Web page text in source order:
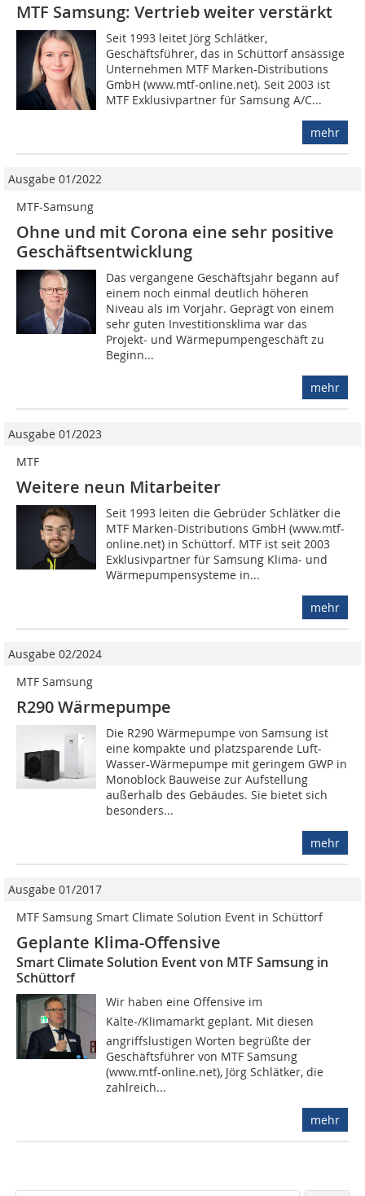
MTF Samsung: Vertrieb weiter verstärkt
Seit 1993 leitet Jörg Schlätker,
Geschäftsführer, das in Schüttorf ansässige
Unternehmen MTF Marken-Distributions
GmbH (www.mtf-online.net). Seit 2003 ist
MTF Exklusivpartner für Samsung A/C...
mehr
Ausgabe 01/2022
MTF-Samsung
Ohne und mit Corona eine sehr positive
Geschäftsentwicklung
Das vergangene Geschäftsjahr begann auf
einem noch einmal deutlich höheren
Niveau als im Vorjahr. Geprägt von einem
sehr guten Investitionsklima war das
Projekt- und Wärmepumpengeschäft zu
Beginn...
mehr
Ausgabe 01/2023
MTF
Weitere neun Mitarbeiter
Seit 1993 leiten die Gebrüder Schlätker die
MTF Marken-Distributions GmbH (www.mtf-
online.net) in Schüttorf. MTF ist seit 2003
Exklusivpartner für Samsung Klima- und
Wärmepumpensysteme in...
mehr
Ausgabe 02/2024
MTF Samsung
R290 Wärmepumpe
Die R290 Wärmepumpe von Samsung ist
eine kompakte und platzsparende Luft-
Wasser-Wärmepumpe mit geringem GWP in
Monoblock Bauweise zur Aufstellung
außerhalb des Gebäudes. Sie bietet sich
besonders...
mehr
Ausgabe 01/2017
MTF Samsung Smart Climate Solution Event in Schüttorf
Geplante Klima-Offensive
Smart Climate Solution Event von MTF Samsung in
Schüttorf
Wir haben eine Offensive im
Kälte-/Klimamarkt geplant. Mit diesen
angriffslustigen Worten begrüßte der
Geschäftsführer von MTF Samsung
(www.mtf-online.net), Jörg Schlätker, die
zahlreich...
mehr